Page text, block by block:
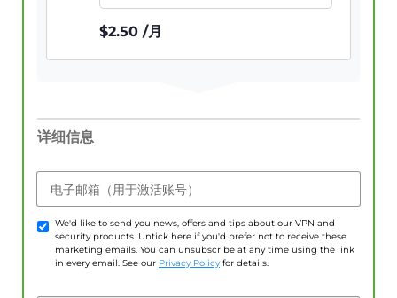
$2.50 /月
详细信息
电子邮箱（用于激活账号）
We'd like to send you news, offers and tips about our VPN and
security products. Untick here if you'd prefer not to receive these
marketing emails. You can unsubscribe at any time using the link
in every email. See our Privacy Policy for details.